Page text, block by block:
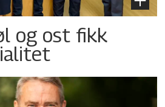
og ost fikk